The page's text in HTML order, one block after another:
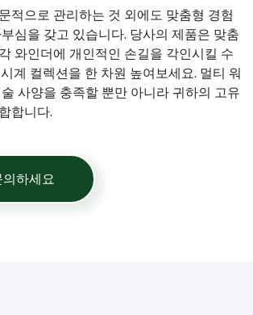
적으로 관리하는 것 외에도 맞춤형 경험
심을 갖고 있습니다. 당사의 제품은 맞춤
와인더에 개인적인 손길을 각인시킬 수
계 컬렉션을 한 차원 높여보세요. 멀티 워
사양을 충족할 뿐만 아니라 귀하의 고유
합니다.
하세요